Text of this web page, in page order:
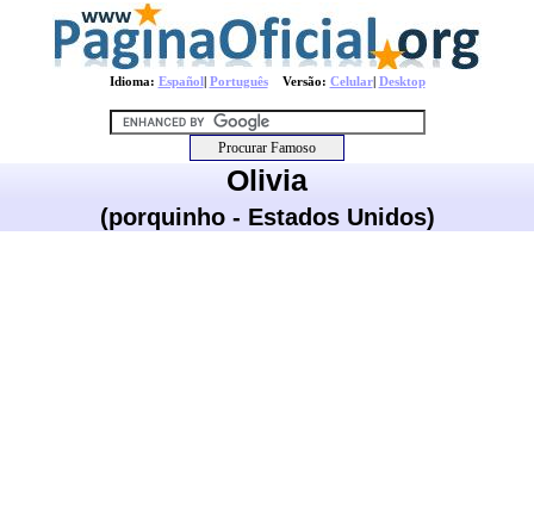
Idioma: Español| PortuguêsVersão: Celular| Desktop
Olivia
(porquinho - Estados Unidos)